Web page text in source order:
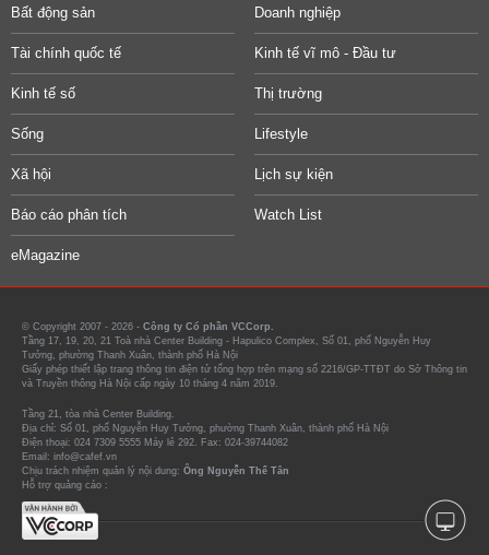
Bất động sản Doanh nghiệp
Tài chính quốc tế Kinh tế vĩ mô - Đầu tư
Kinh tế số Thị trường
Sống Lifestyle
Xã hội Lịch sự kiện
Báo cáo phân tích Watch List
eMagazine
© Copyright 2007 - 2026 - Công ty Cổ phần VCCorp.
Tầng 17, 19, 20, 21 Toà nhà Center Building - Hapulico Complex, Số 01, phố Nguyễn Huy
Tưởng, phường Thanh Xuân, thành phố Hà Nội
Giấy phép thiết lập trang thông tin điện tử tổng hợp trên mạng số 2216/GP-TTĐT do Sở Thông tin
và Truyền thông Hà Nội cấp ngày 10 tháng 4 năm 2019.
Tầng 21, tòa nhà Center Building.
Địa chỉ: Số 01, phố Nguyễn Huy Tưởng, phường Thanh Xuân, thành phố Hà Nội
Điện thoại: 024 7309 5555 Máy lẻ 292. Fax: 024-39744082
Email: info@cafef.vn
Chịu trách nhiệm quản lý nội dung: Ông Nguyễn Thế Tân
Hỗ trợ quảng cáo :